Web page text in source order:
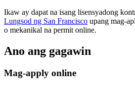
Ikaw ay dapat na isang lisensyadong
Lungsod ng San Francisco upang mag-
o mekanikal na permit online.
Ano ang gagawin
Mag-apply online